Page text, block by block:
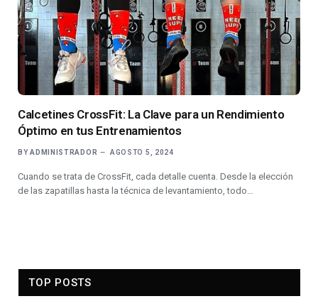
Calcetines CrossFit: La Clave para un Rendimiento
Óptimo en tus Entrenamientos
BY ADMINISTRADOR AGOSTO 5, 2024
Cuando se trata de CrossFit, cada detalle cuenta. Desde la elección
de las zapatillas hasta la técnica de levantamiento, todo…
TOP POSTS